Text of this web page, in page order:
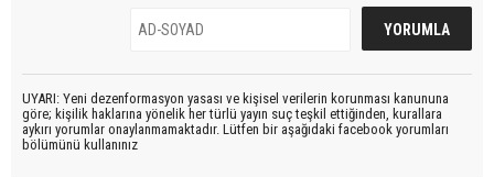
UYARI: Yeni dezenformasyon yasası ve kişisel verilerin korunması kanununa
göre; kişilik haklarına yönelik her türlü yayın suç teşkil ettiğinden, kurallara
aykırı yorumlar onaylanmamaktadır. Lütfen bir aşağıdaki facebook yorumları
bölümünü kullanınız